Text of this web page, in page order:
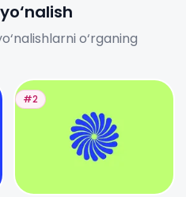
o‘rganing
#2